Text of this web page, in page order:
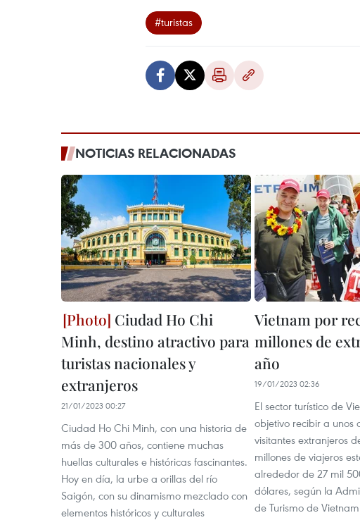
#turistas
NOTICIAS RELACIONADAS
Ciudad Ho Chi
Minh, destino atractivo para
turistas nacionales y
extranjeros
21/01/2023 00:27
Ciudad Ho Chi Minh, con una historia de
más de 300 años, contiene muchas
huellas culturales e históricas fascinantes.
Hoy en día, la urbe a orillas del río
Saigón, con su dinamismo mezclado con
elementos históricos y culturales
Vietnam por
millones de
año
19/01/2023 02:36
El sector turístico de
objetivo recibir a unos
visitantes extranjeros
millones de viajeros
alrededor de 27 mil
dólares, según la
de Turismo de